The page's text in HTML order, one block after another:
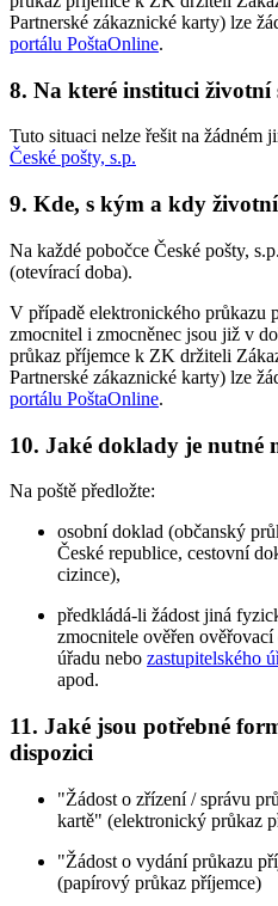
Partnerské zákaznické karty) lze
portálu PoštaOnline.
8. Na které instituci životní
Tuto situaci nelze řešit na žádném
České pošty, s.p.
9. Kde, s kým a kdy
Na každé pobočce České pošty,
(otevírací doba).
V případě elektronického průkazu
zmocnitel i zmocněnec jsou již v
průkaz příjemce k ZK držiteli
Partnerské zákaznické karty) lze
portálu PoštaOnline.
10. Jaké doklady je nutné
Na poště předložte:
osobní doklad (občanský
České republice, cestovní
cizince),
předkládá-li žádost jiná
zmocnitele ověřen
úřadu nebo zastupitelského
apod.
11. Jaké jsou potřebné
dispozici
"Žádost o zřízení / správu
kartě" (elektronický průkaz
"Žádost o vydání průkazu
(papírový průkaz příjemce)